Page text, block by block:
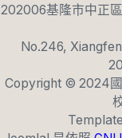
202006基隆市中正
No.246,
Copyright © 2024